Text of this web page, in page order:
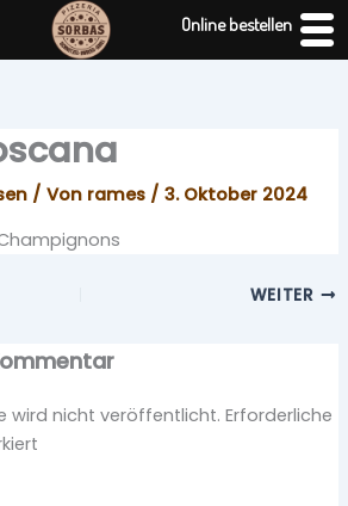
/ Von rames / 3. Oktober 2024
WEITER
wird nicht veröffentlicht. Erforderliche
Online bestellen